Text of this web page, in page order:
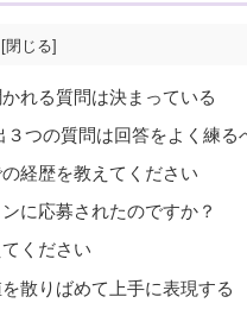
れる質問は決まっている
つの質問は回答をよく練る
経歴を教えてください
に応募されたのですか？
ください
散りばめて上手に表現する